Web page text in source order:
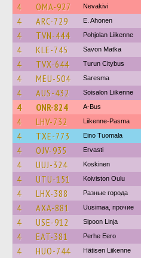
4 OMA-927 Nevakivi
4 ARC-729 E. Ahonen
4 TVN-444 Pohjolan Liikenne
4 KLE-745 Savon Matka
4 TVX-644 Turun Citybus
4 MEU-504 Saresma
4 AUS-432 Soisalon Liikenne
4 ONR-824 A-Bus
4 LHV-732 Liikenne-Pasma
4 TXE-773 Eino Tuomala
4 OJV-935 Ervasti
4 UUJ-324 Koskinen
4 UTU-151 Koiviston Oulu
4 LHX-388 Разные города
4 AXA-881 Uusimaa, прочие
4 USE-912 Sipoon Linja
4 EAT-381 Perhe Eero
4 HUO-744 Hätisen Liikenne